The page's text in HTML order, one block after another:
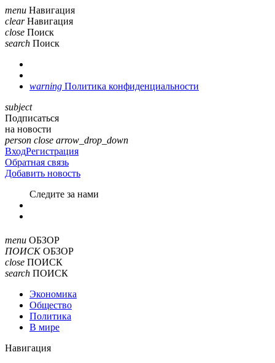
menu Навигация
clear Навигация
close Поиск
search Поиск
warning Политика конфиденциальности
subject
Подписаться
на новости
person close arrow_drop_down
ВходРегистрация
Обратная связь
Добавить новость
Cледите за нами
menu ОБЗОР
ПОИСК ОБЗОР
close ПОИСК
search ПОИСК
Экономика
Общество
Политика
В мире
Навигация